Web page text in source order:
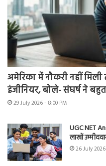
अमेरिका में नौकरी नहीं
इंजीनियर, बोले- संघर्ष ने
29 July 2026 - 8:00 PM
UGC NET
लाखों
26 July